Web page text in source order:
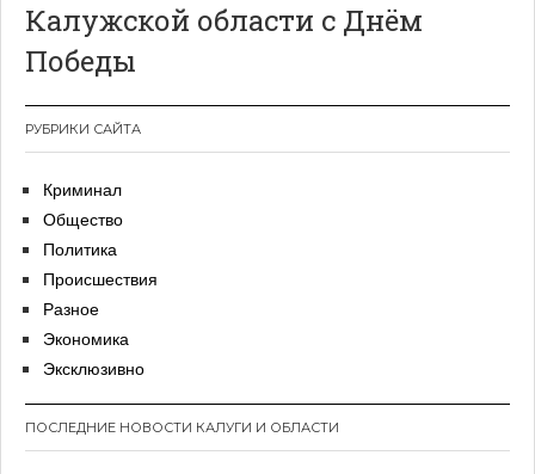
Калужской области с Днём
Победы
РУБРИКИ САЙТА
Криминал
Общество
Политика
Происшествия
Разное
Экономика
Эксклюзивно
ПОСЛЕДНИЕ НОВОСТИ КАЛУГИ И ОБЛАСТИ